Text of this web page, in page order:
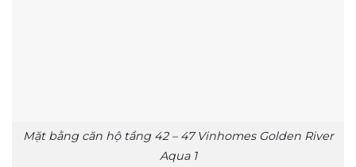
Mặt bằng căn hộ tầng 42 – 47 Vinhomes Golden River
Aqua 1